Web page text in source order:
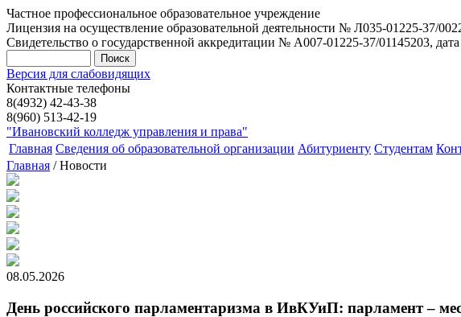
Частное профессиональное образовательное учреждение
Лицензия на осуществление образовательной деятельности № Л035-01225-37/
Свидетельство о государственной аккредитации № А007-01225-37/01145203,
Версия для слабовидящих
Контактные телефоны
8(4932) 42-43-38
8(960) 513-42-19
"Ивановский колледж управления и права"
Главная Сведения об образовательной организации Абитуриенту Студентам
Главная / Новости
08.05.2026
День российского парламентаризма в ИвКУиП: парламент –